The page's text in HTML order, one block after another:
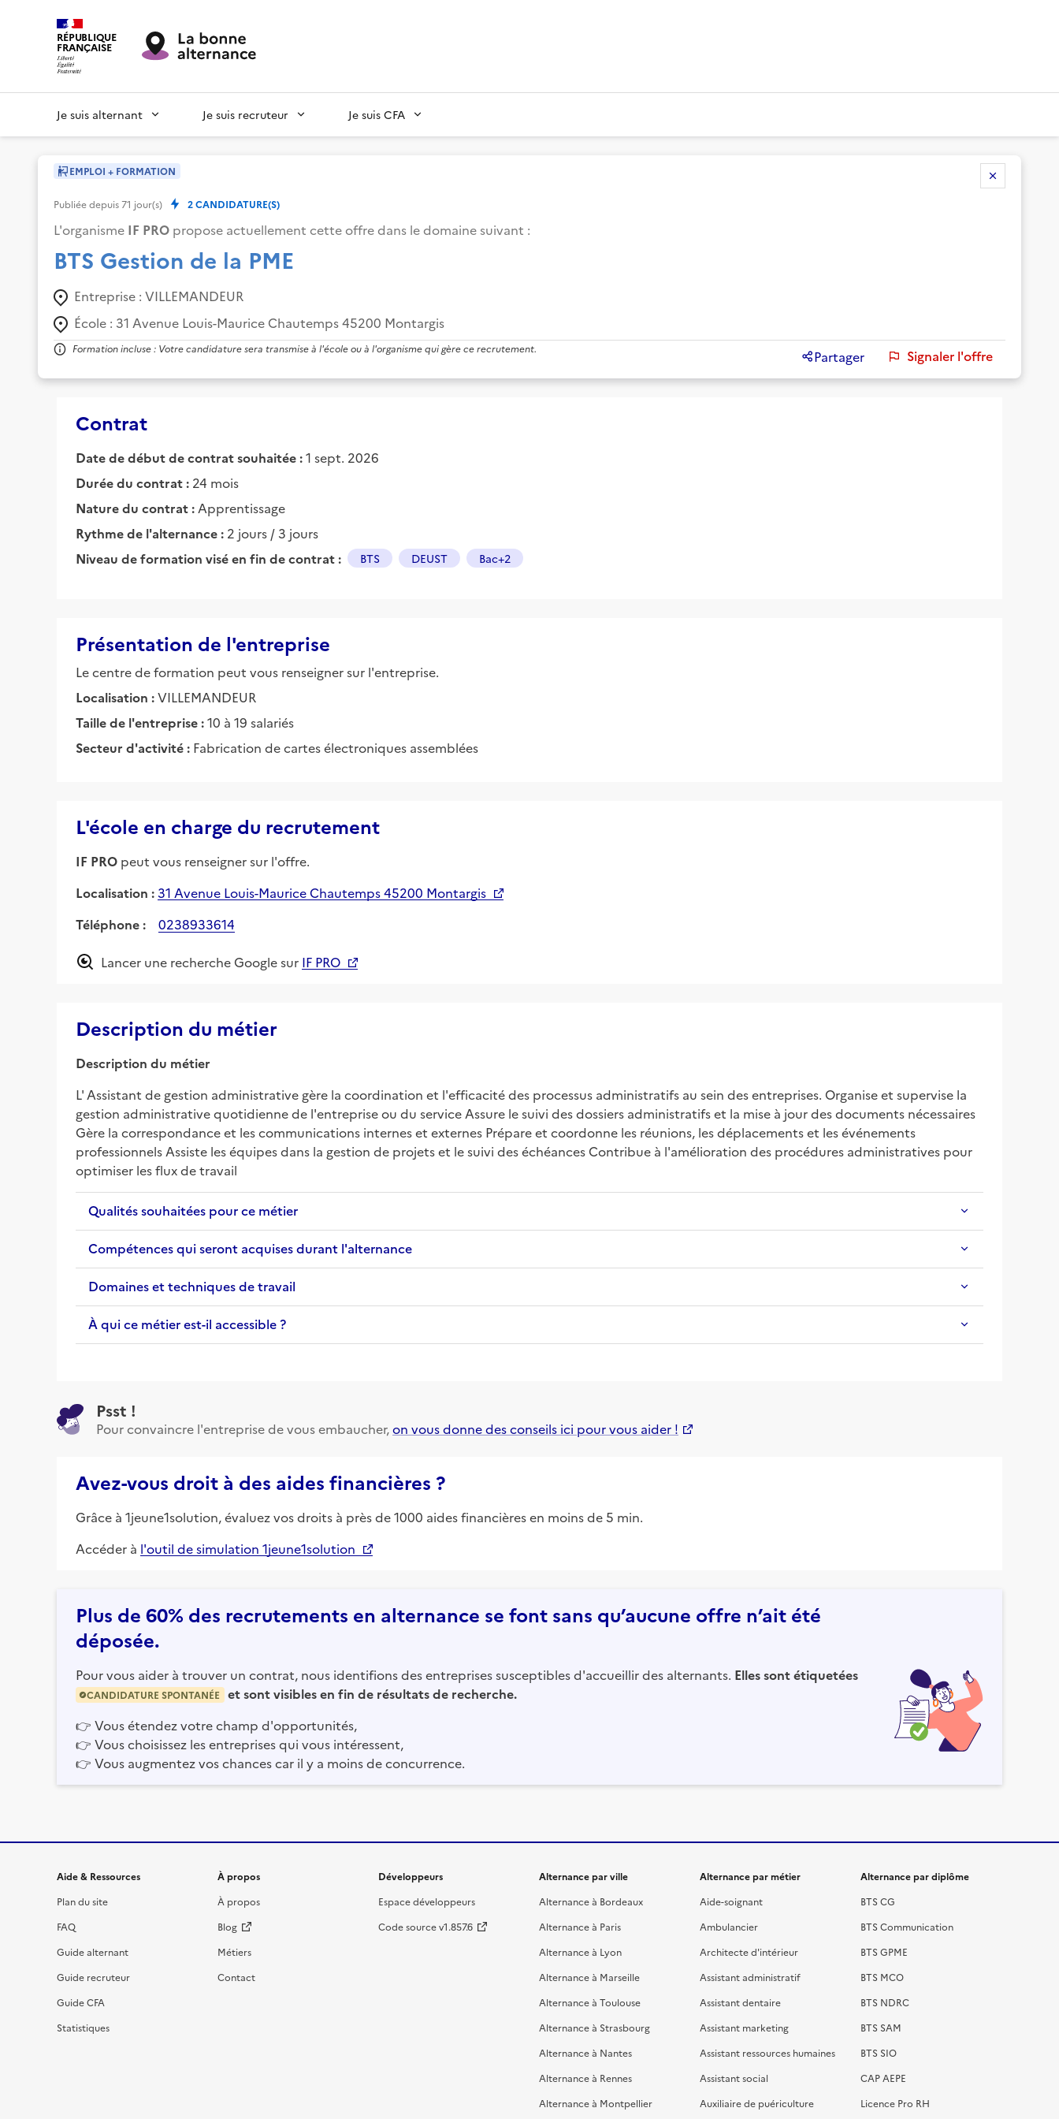
RÉPUBLIQUE
FRANÇAISE
Je suis alternant Je suis recruteur Je suis CFA
EMPLOI + FORMATION
Publiée depuis71 jour(s) 2CANDIDATURE(S)
L'organisme IF PRO propose actuellement cette offre dans le domaine suivant :
BTS Gestion de la PME
Entreprise : VILLEMANDEUR
École : 31 Avenue Louis-Maurice Chautemps 45200 Montargis
Formation incluse : Votre candidature sera transmise à l'école ou à l'organisme qui gère ce recrutement. Partager Signaler l'offre
Contrat
Date de début de contrat souhaitée :1 sept. 2026
Durée du contrat : 24 mois
Nature du contrat : Apprentissage
Rythme de l'alternance : 2 jours / 3 jours
Niveau de formation visé en fin de contrat :
BTS DEUST Bac+2
Présentation de l'entreprise
Le centre de formation peut vous renseigner sur l'entreprise.
Localisation :VILLEMANDEUR
Taille de l'entreprise :10 à 19 salariés
Secteur d'activité : Fabrication de cartes électroniques assemblées
L'école en charge du recrutement
IF PRO peut vous renseigner sur l'offre.
Localisation :31 Avenue Louis-Maurice Chautemps 45200 Montargis
Téléphone :
0238933614
Lancer une recherche Google sur IF PRO
Description du métier
Description du métier
L' Assistant de gestion administrative gère la coordination et l'efficacité des processus administratifs au sein des entreprises. Organise et supervise la
gestion administrative quotidienne de l'entreprise ou du service Assure le suivi des dossiers administratifs et la mise à jour des documents nécessaires
Gère la correspondance et les communications internes et externes Prépare et coordonne les réunions, les déplacements et les événements
professionnels Assiste les équipes dans la gestion de projets et le suivi des échéances Contribue à l'amélioration des procédures administratives pour
optimiser les flux de travail
Qualités souhaitées pour ce métier
Compétences qui seront acquises durant l'alternance
Domaines et techniques de travail
À qui ce métier est-il accessible ?
Psst !
Pour convaincre l'entreprise de vous embaucher,on vous donne des conseils ici pour vous aider !
Avez-vous droit à des aides financières ?
Grâce à 1jeune1solution, évaluez vos droits à près de 1000 aides financières en moins de 5 min.
Accéder à l'outil de simulation 1jeune1solution
Plus de 60% des recrutements en alternance se font sans qu’aucune offre n’ait été
déposée.
Pour vous aider à trouver un contrat, nous identifions des entreprises susceptibles d'accueillir des alternants. Elles sont étiquetées
CANDIDATURE SPONTANÉE
et sont visibles en fin de résultats de recherche.
👉 Vous étendez votre champ d'opportunités,
👉 Vous choisissez les entreprises qui vous intéressent,
👉 Vous augmentez vos chances car il y a moins de concurrence.
Informations et liens du site
Aide & Ressources
Plan du site
FAQ
Guide alternant
Guide recruteur
Guide CFA
Statistiques
À propos
À propos
Blog
Métiers
Contact
Développeurs
Espace développeurs
Code source v1.857.6
Alternance par ville
Alternance à Bordeaux
Alternance à Paris
Alternance à Lyon
Alternance à Marseille
Alternance à Toulouse
Alternance à Strasbourg
Alternance à Nantes
Alternance à Rennes
Alternance à Montpellier
Alternance par métier
Aide-soignant
Ambulancier
Architecte d'intérieur
Assistant administratif
Assistant dentaire
Assistant marketing
Assistant ressources humaines
Assistant social
Auxiliaire de puériculture
Alternance par diplôme
BTS CG
BTS Communication
BTS GPME
BTS MCO
BTS NDRC
BTS SAM
BTS SIO
CAP AEPE
Licence Pro RH